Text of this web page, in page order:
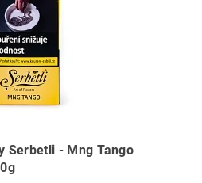
Serbetli - Mng Tango